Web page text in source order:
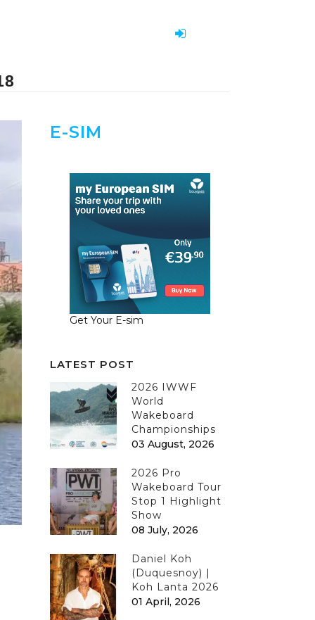
E-SIM
Get Your E-sim
LATEST POST
2026 IWWF
World
Wakeboard
Championships
03 August, 2026
2026 Pro
Wakeboard Tour
Stop 1 Highlight
Show
08 July, 2026
Daniel Koh
(Duquesnoy) |
Koh Lanta 2026
01 April, 2026